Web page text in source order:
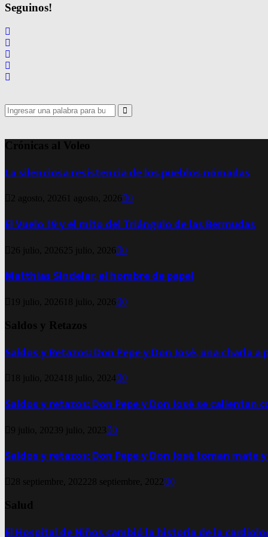
entradas
Seguinos!
Search
for:
Search
Crónicas al Voleo
La silenciosa resistencia de los pueblos nómadas
2 agosto, 2026 1 agosto, 2026 0
El Vuelo 19 y el mito del Triángulo de las Bermudas
26 julio, 2026 25 julio, 2026 0
Matthias Sindelar, el hombre de papel
19 julio, 2026 18 julio, 2026 0
Saldos y Retazos
Saldos y Retazos: Don Pepe y Don José, una charla
18 julio, 2024 18 julio, 2024 0
Saldos y retazos: Don Pepe y Don José se calientan
9 julio, 20239 julio, 2023 0
Saldos y retazos: Don Pepe y Don José toman mate
28 septiembre, 2022 28 septiembre, 2022 0
Salud
El Hospital de Niños cambió la historia de la